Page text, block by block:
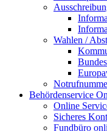
Wahlen /
Behördenservice
Online
Sicheres
Fundbüro